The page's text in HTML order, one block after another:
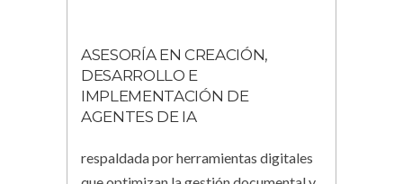
ASESORÍA EN CREACIÓN,
DESARROLLO E
IMPLEMENTACIÓN DE
AGENTES DE IA
respaldada por herramientas digitales